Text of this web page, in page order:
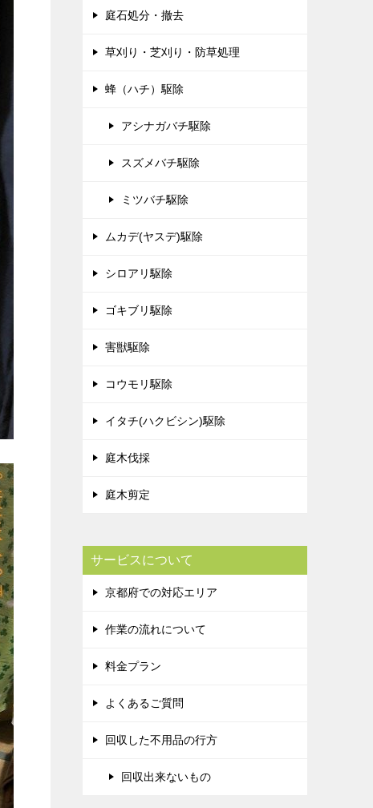
庭石処分・撤去
草刈り・芝刈り・防草処理
蜂（ハチ）駆除
アシナガバチ駆除
スズメバチ駆除
ミツバチ駆除
ムカデ(ヤスデ)駆除
シロアリ駆除
ゴキブリ駆除
害獣駆除
コウモリ駆除
イタチ(ハクビシン)駆除
庭木伐採
庭木剪定
サービスについて
京都府での対応エリア
作業の流れについて
料金プラン
よくあるご質問
回収した不用品の行方
回収出来ないもの